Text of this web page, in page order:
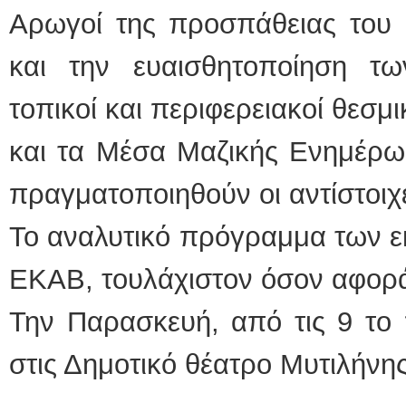
Αρωγοί της προσπάθειας
και την ευαισθητοποίηση
τοπικοί και περιφερειακοί
και τα Μέσα Μαζικής
πραγματοποιηθούν οι
Το αναλυτικό πρόγραμμα των
ΕΚΑΒ, τουλάχιστον όσον
Την Παρασκευή, από τις 9
στις Δημοτικό θέατρο